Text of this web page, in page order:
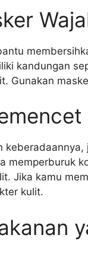
kandungan
Gunakan
memperburuk
Jika kamu
kulit.